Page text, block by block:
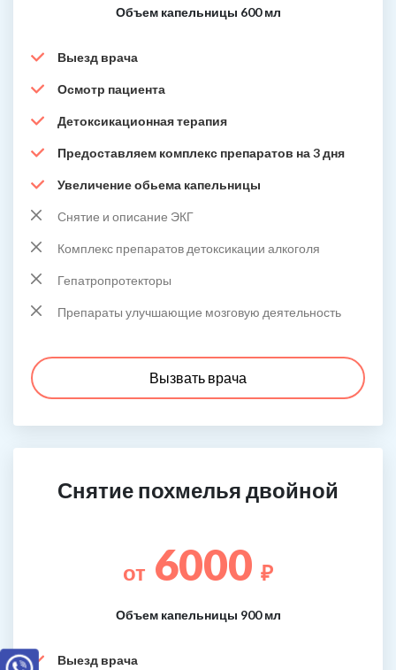
Объем капельницы 600 мл
Выезд врача
Осмотр пациента
Детоксикационная терапия
Предоставляем комплекс препаратов на 3 дня
Увеличение обьема капельницы
Снятие и описание ЭКГ
Комплекс препаратов детоксикации алкоголя
Гепатропротекторы
Препараты улучшающие мозговую деятельность
Вызвать врача
Снятие похмелья двойной
от 6000 ₽
Объем капельницы 900 мл
Выезд врача